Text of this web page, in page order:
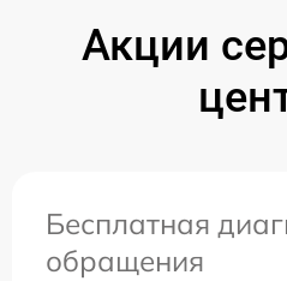
Акции
Бесплатная
обращения